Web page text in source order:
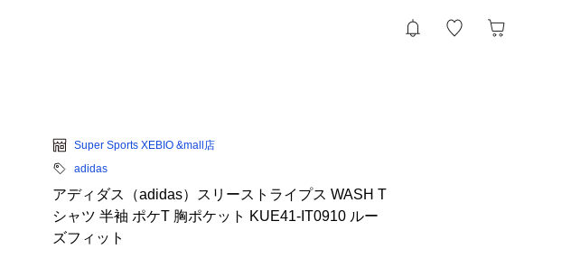
Super Sports XEBIO &mall店
adidas
アディダス（adidas）スリーストライプス WASH T
シャツ 半袖 ポケT 胸ポケット KUE41-IT0910 ルー
ズフィット